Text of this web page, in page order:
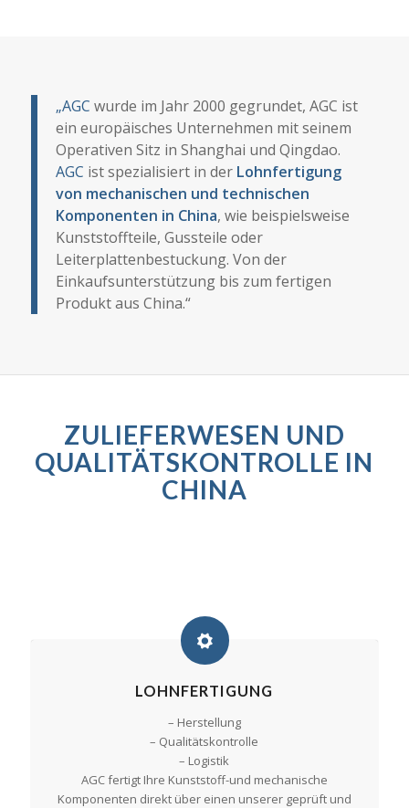
„AGC wurde im Jahr 2000 gegrundet, AGC ist
ein europäisches Unternehmen mit seinem
Operativen Sitz in Shanghai und Qingdao.
AGC ist spezialisiert in der Lohnfertigung
von mechanischen und technischen
Komponenten in China, wie beispielsweise
Kunststoffteile, Gussteile oder
Leiterplattenbestuckung. Von der
Einkaufsunterstützung bis zum fertigen
Produkt aus China.“
ZULIEFERWESEN UND
QUALITÄTSKONTROLLE IN
CHINA
LOHNFERTIGUNG
– Herstellung
– Qualitätskontrolle
– Logistik
AGC fertigt Ihre Kunststoff-und mechanische
Komponenten direkt über einen unserer geprüft und